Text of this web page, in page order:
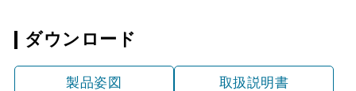
ダウンロード
製品姿図 取扱説明書